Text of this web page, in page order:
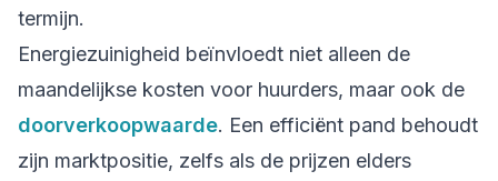
termijn.
Energiezuinigheid beïnvloedt niet alleen de
maandelijkse kosten voor huurders, maar ook de
doorverkoopwaarde. Een efficiënt pand behoudt
zijn marktpositie, zelfs als de prijzen elders